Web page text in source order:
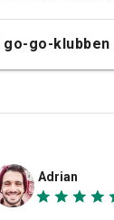
go-
Adrian